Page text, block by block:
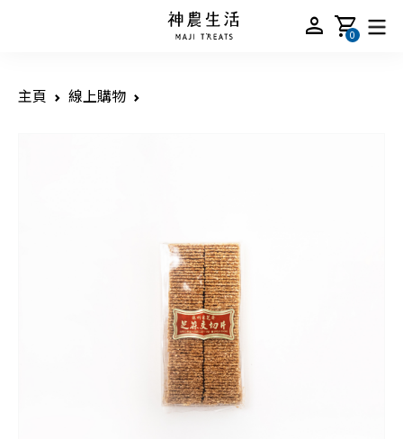
person shopping_cart
0
主頁 線上購物